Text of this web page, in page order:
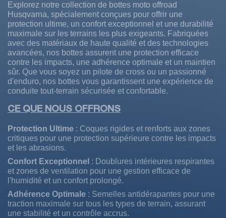
Explorez notre collection de bottes moto offroad
Husqvarna, spécialement conçues pour offrir une
protection ultime, un confort exceptionnel et une durabilité
maximale sur les terrains les plus exigeants. Fabriquées
avec des matériaux de haute qualité et des technologies
avancées, nos bottes assurent une protection efficace
contre les impacts, une adhérence optimale et un maintien
sûr. Que vous soyez un pilote de cross ou un passionné
d'enduro, nos bottes vous garantissent une expérience de
conduite tout-terrain sécurisée et confortable.
CE QUE NOUS OFFRONS
Protection Ultime : Coques rigides et renforts aux zones
critiques pour une protection supérieure contre les impacts
et les abrasions.
Confort Exceptionnel : Doublures intérieures respirantes
et zones de ventilation pour une gestion efficace de
l'humidité et un confort prolongé.
Adhérence Optimale : Semelles antidérapantes pour une
traction maximale sur tous les types de terrain, assurant
une stabilité et un contrôle accrus.